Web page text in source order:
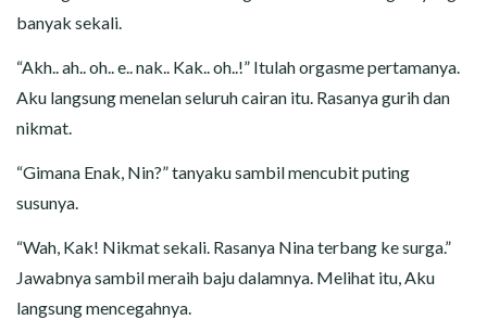
banyak sekali.
“Akh.. ah.. oh.. e.. nak.. Kak.. oh..!” Itulah orgasme pertamanya.
Aku langsung menelan seluruh cairan itu. Rasanya gurih dan
nikmat.
“Gimana Enak, Nin?” tanyaku sambil mencubit puting
susunya.
“Wah, Kak! Nikmat sekali. Rasanya Nina terbang ke surga.”
Jawabnya sambil meraih baju dalamnya. Melihat itu, Aku
langsung mencegahnya.